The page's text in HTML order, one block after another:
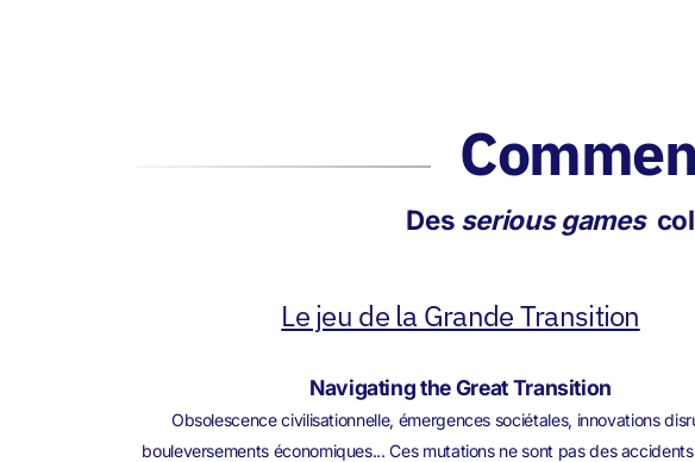
Des serious games
Le jeu de la Grande Transition
Navigating the Great Transition
Obsolescence civilisationnelle, émergences sociétales, innovations
bouleversements économiques... Ces mutations ne sont pas des accidents